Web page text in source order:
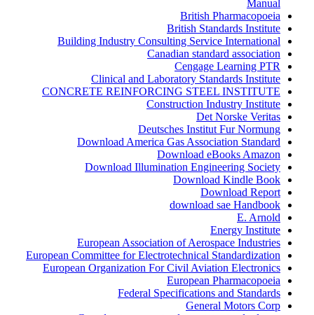
Manual
British Pharmacopoeia
British Standards Institute
Building Industry Consulting Service International
Canadian standard association
Cengage Learning PTR
Clinical and Laboratory Standards Institute
CONCRETE REINFORCING STEEL INSTITUTE
Construction Industry Institute
Det Norske Veritas
Deutsches Institut Fur Normung
Download America Gas Association Standard
Download eBooks Amazon
Download Illumination Engineering Society
Download Kindle Book
Download Report
download sae Handbook
E. Arnold
Energy Institute
European Association of Aerospace Industries
European Committee for Electrotechnical Standardization
European Organization For Civil Aviation Electronics
European Pharmacopoeia
Federal Specifications and Standards
General Motors Corp